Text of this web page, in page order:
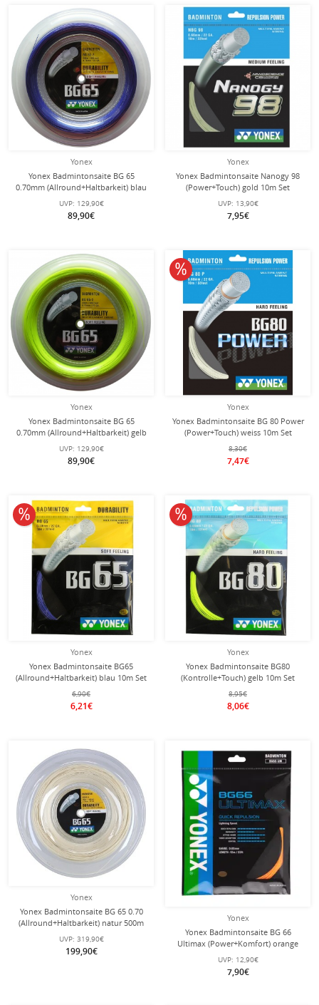
Yonex
Yonex Badmintonsaite BG 65
0.70mm (Allround+Haltbarkeit) blau
200m Rolle
UVP: 129,90€
89,90€
Yonex
Yonex Badmintonsaite Nanogy 98
(Power+Touch) gold 10m Set
UVP: 13,90€
7,95€
Yonex
Yonex Badmintonsaite BG 65
0.70mm (Allround+Haltbarkeit) gelb
200m Rolle
UVP: 129,90€
89,90€
Yonex
Yonex Badmintonsaite BG 80 Power
(Power+Touch) weiss 10m Set
8,30€
7,47€
10% reduziert
Yonex
Yonex Badmintonsaite BG65
(Allround+Haltbarkeit) blau 10m Set
6,90€
6,21€
10% reduziert
Yonex
Yonex Badmintonsaite BG80
(Kontrolle+Touch) gelb 10m Set
8,95€
8,06€
10% reduziert
Yonex
Yonex Badmintonsaite BG 65 0.70
(Allround+Haltbarkeit) natur 500m
Rolle
UVP: 319,90€
199,90€
Yonex
Yonex Badmintonsaite BG 66
Ultimax (Power+Komfort) orange
10m Set
UVP: 12,90€
7,90€